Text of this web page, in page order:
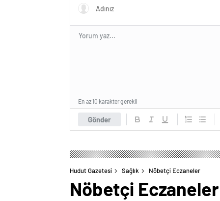
Gönder
En az 10 karakter gerekli
Hudut Gazetesi Sağlık Nöbetçi Eczaneler
Nöbetçi Eczaneler